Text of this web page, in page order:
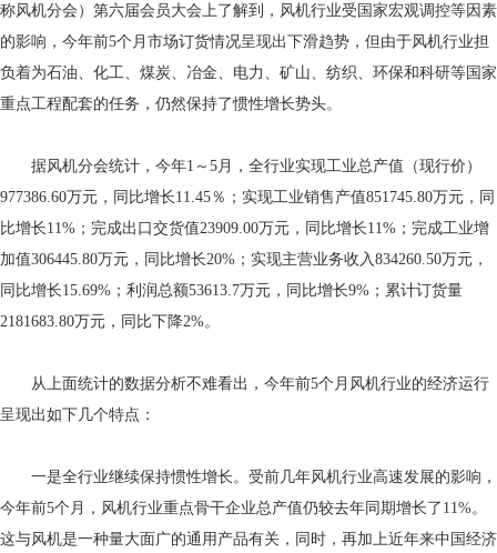
称风机分会）第六届会员大会上了解到，风机行业受国家宏观调控等因素
的影响，今年前5个月市场订货情况呈现出下滑趋势，但由于风机行业担
负着为石油、化工、煤炭、冶金、电力、矿山、纺织、环保和科研等国家
重点工程配套的任务，仍然保持了惯性增长势头。
据风机分会统计，今年1～5月，全行业实现工业总产值（现行价）
977386.60万元，同比增长11.45％；实现工业销售产值851745.80万元，同
比增长11%；完成出口交货值23909.00万元，同比增长11%；完成工业增
加值306445.80万元，同比增长20%；实现主营业务收入834260.50万元，
同比增长15.69%；利润总额53613.7万元，同比增长9%；累计订货量
2181683.80万元，同比下降2%。
从上面统计的数据分析不难看出，今年前5个月风机行业的经济运行
呈现出如下几个特点：
一是全行业继续保持惯性增长。受前几年风机行业高速发展的影响，
今年前5个月，风机行业重点骨干企业总产值仍较去年同期增长了11%。
这与风机是一种量大面广的通用产品有关，同时，再加上近年来中国经济